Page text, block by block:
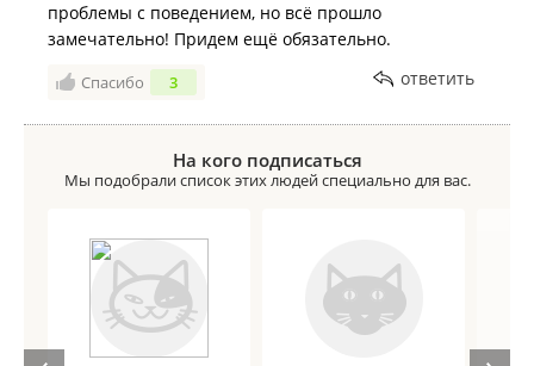
проблемы с поведением, но всё прошло
замечательно! Придем ещё обязательно.
Спасибо 3 ответить
На кого подписаться
Мы подобрали список этих людей специально для вас.